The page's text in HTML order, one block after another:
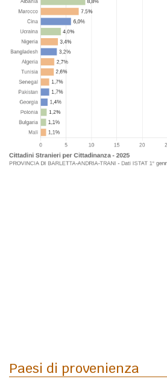
Paesi di provenienza